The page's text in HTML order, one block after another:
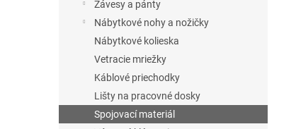
Závesy a pánty
Nábytkové nohy a nožičky
Nábytkové kolieska
Vetracie mriežky
Káblové priechodky
Lišty na pracovné dosky
Spojovací materiál